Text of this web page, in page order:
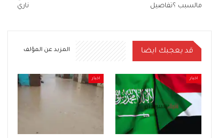
مالسبب ؟تفاصيل
ناري
قد يعجبك ايضا المزيد عن المؤلف
اخبار اخبار